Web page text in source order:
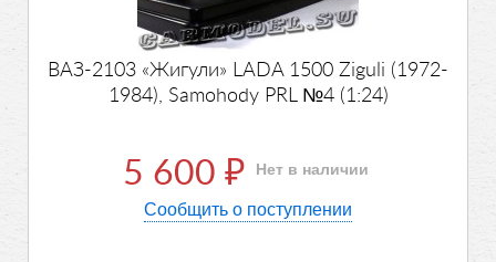
ВАЗ-2103 «Жигули» LADA 1500 Ziguli (1972-
1984), Samohody PRL №4 (1:24)
5 600 ₽ Нет в наличии
Сообщить о поступлении